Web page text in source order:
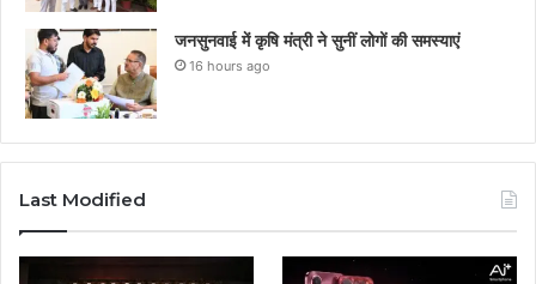
जनसुनवाई में कृषि मंत्री ने सुनीं लोगों की समस्याएं
16 hours ago
Last Modified